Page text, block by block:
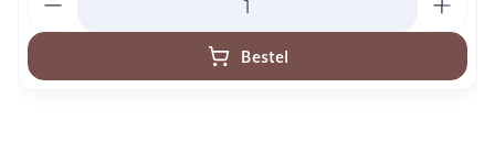
Bestel